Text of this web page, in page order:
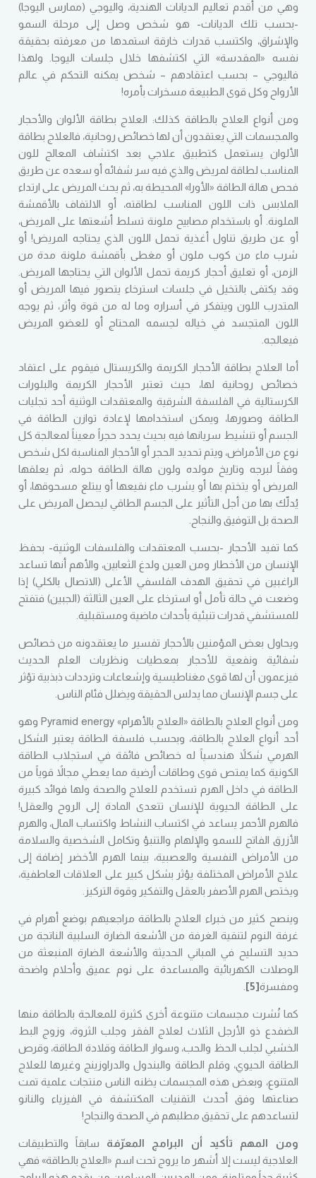
وهي من أقدم تعاليم الديانات الهندية، واليوجي (ممارس اليوجا)
-بحسب تلك الديانات- هو شخص وصل إلى مرحلة السمو
والإشراق، واكتسب قدرات خارقة استمدها من معرفته بحقيقة
نفسه «المقدسة» التي اكتشفها خلال جلسات اليوجا. ولهذا
فاليوجي – بحسب اعتقادهم – شخص يمكنه التحكم في عالم
الأرواح وكل قوى الطبيعة مسخرات بأمره!
ومن أنواع العلاج بالطاقة كذلك: العلاج بطاقة الألوان والأحجار
والمجسمات التي يعتقدون أن لها خصائص روحانية، فالعلاج بطاقة
الألوان يستعمل كتطبيق علاجي بعد اكتشاف المعالج للون
المناسب لطاقة لمريض والذي فيه سر شفائه أو سعده عن طريق
فحص هالة الطاقة «الأورا» المحيطة به، ثم يحث المريض على ارتداء
الملابس ذات اللون المناسب لطاقته، أو الالتفاف بالأقمشة
الملونة. أو باستخدام مصابيح ملونة تسلط أشعتها على المريض،
أو عن طريق تناول أغذية تحمل اللون الذي يحتاجه المريض! أو
شرب ماء من كوب ملون أو مغطى بأقمشة ملونة مدة من
الزمن، أو تعليق أحجار كريمة تحمل الألوان التي يحتاجها المريض.
وقد يكتفى بالتخيل في جلسات استرخاء يتصور فيها المريض أو
المتدرب اللون ويتفكر في أسراره وما له من قوة وأثر، ثم يوجه
اللون المتجسد في خياله لجسمه المحتاج أو للعضو المريض
فيعالجه.
أما العلاج بطاقة الأحجار الكريمة والكريستال فيقوم على اعتقاد
خصائص روحانية لها، حيث تعتبر الأحجار الكريمة والبلورات
الكرستالية في الفلسفة الشرقية والمعتقدات الوثنية أحد تجليات
الطاقة وصورها، ويمكن استخدامها لإعادة توازن الطاقة في
الجسم أو تنشيط سريانها فيه بحيث يحدد حجراً معيناً لمعالجة كل
نوع من الأمراض، ويتم تحديد الحجر أو الأحجار المناسبة لكل شخص
وفقاً لبرجه وتاريخ مولده ولون هالة الطاقة حوله، ثم يعلقها
المريض أو يتختم بها أو يشرب ماء نقيعها أو يبتلع مسحوقها، أو
يُدلّك بها من أجل التأثير على الجسم الطاقي ليحصل المريض على
الصحة بل التوفيق والنجاح.
كما تفيد الأحجار -بحسب المعتقدات والفلسفات الوثنية- بحفظ
الإنسان من الأخطار ومن العين ولدغ الثعابين، والأهم أنها تساعد
الراغبين في تحقيق الهدف الفلسفي الأعلى (الاتصال بالكلي) إذا
وضعت في حالة تأمل أو استرخاء على العين الثالثة (الجبين) فتفتح
للمستشفي قدرات تنبئية بأحداث ماضية ومستقبلية.
ويحاول بعض المؤمنين بالأحجار تفسير ما يعتقدونه من خصائص
شفائية ونفعية للأحجار بمعطيات ونظريات العلم الحديث
فيزعمون أن لها قوى مغناطيسية وإشعاعات وترددات ذبذبية تؤثر
على جسم الإنسان مما يدلس الحقيقة ويضلل فئام الناس.
ومن أنواع العلاج بالطاقة «العلاج بالأهرام» Pyramid energy وهو
أحد أنواع العلاج بالطاقة، وبحسب فلسفة الطاقة يعتبر الشكل
الهرمي شكلاً هندسياً له خصائص فائقة في استجلاب الطاقة
الكونية كما يمتص قوى وطاقات أرضية مما يعطي مجالاً قوياً من
الطاقة في داخل الهرم تستخدم للعلاج والصحة ولها فوائد كبيرة
على الطاقة الحيوية للإنسان تتعدى المادة إلى الروح والعقل!
فالهرم الأحمر يساعد في اكتساب النشاط واكتساب المال، والهرم
الأزرق الفاتح للسمو والإلهام والتنبؤ وتكامل الشخصية والسلامة
من الأمراض النفسية والعصبية، بينما الهرم الأخضر إضافة إلى
علاج الأمراض المختلفة يؤثر بشكل كبير على العلاقات العاطفية،
ويختص الهرم الأصفر بالعقل والتفكير وقوة التركيز.
وينصح كثير من خبراء العلاج بالطاقة مراجعيهم بوضع أهرام في
غرفة النوم لتنقية الغرفة من الأشعة الضارة السلبية الناتجة من
حديد التسليح في المباني الحديثة والأشعة الضارة المنبعثة من
الوصلات الكهربائية والمساعدة على نوم عميق وأحلام واضحة
ومفسرة[5]
كما نُشرت مجسمات متنوعة أخرى كثيرة للمعالجة بالطاقة منها
الضفدع ذو الأرجل الثلاث لعلاج الفقر وجلب الثروة، وزوج البط
الخشبي لجلب الحظ والحب، وسوار الطاقة وقلادة الطاقة، وقرص
الطاقة الحيوي، وقلم الطاقة والبندول والدراوزينج وغيرها للعلاج
المتنوع، وبعض هذه المجسمات يظنه الناس منتجات علمية تمت
صناعتها وفق أحدث التقنيات المكتشفة في الفيزياء والنانو
لتساعدهم على تحقيق مطلبهم في الصحة والنجاح!
ومن المهم تأكيد أن البرامج المعرّفة سابقاً والتطبيقات
العلاجية ليست إلا أشهر ما يروج تحت اسم «العلاج بالطاقة» فهي